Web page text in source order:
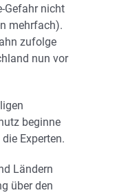
Gefahr nicht
mehrfach).
zufolge
nun vor
beginne
Experten.
Ländern
über den